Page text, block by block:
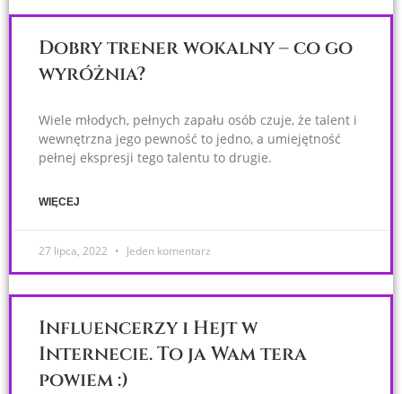
Dobry trener wokalny – co go
wyróżnia?
Wiele młodych, pełnych zapału osób czuje, że talent i
wewnętrzna jego pewność to jedno, a umiejętność
pełnej ekspresji tego talentu to drugie.
WIĘCEJ
27 lipca, 2022 Jeden komentarz
Influencerzy i Hejt w
Internecie. To ja Wam tera
powiem :)